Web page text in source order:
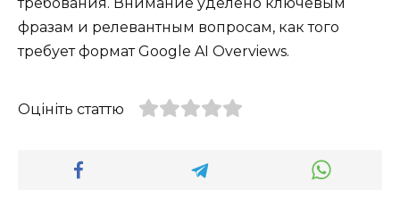
фразам и релевантным вопросам, как того
требует формат Google AI Overviews.
Оцініть статтю